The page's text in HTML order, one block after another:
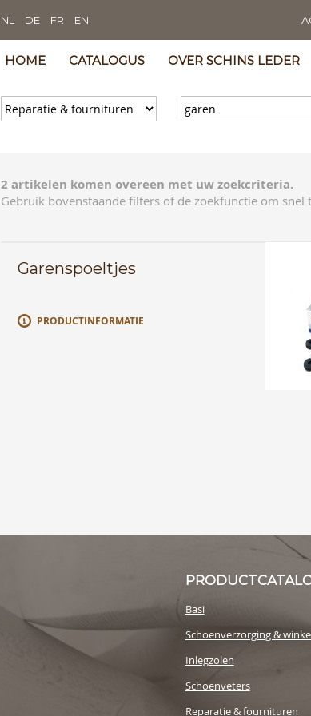
NL DE FR EN
HOME CATALOGUS OVER SCHINS LEDER
2 artikelen komen overeen met uw zoekcriteria.
Gebruik bovenstaande filters of de zoekfunctie om snel
Garenspoeltjes
PRODUCTINFORMATIE
Basi
Schoenverzorging &
Inlegzolen
Schoenveters
Reparatie & fournituren